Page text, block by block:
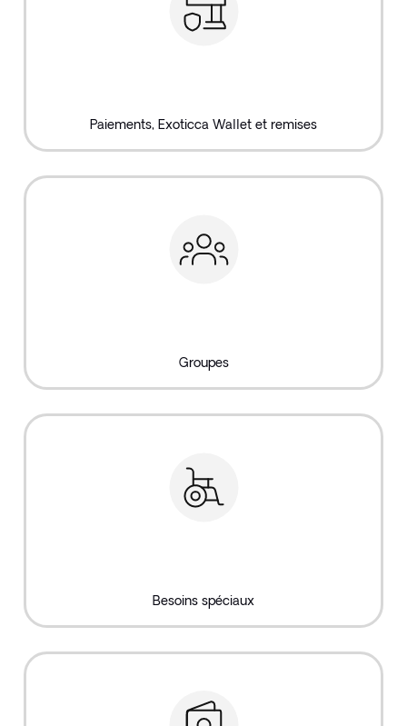
Paiements, Exoticca Wallet et remises
Groupes
Besoins spéciaux